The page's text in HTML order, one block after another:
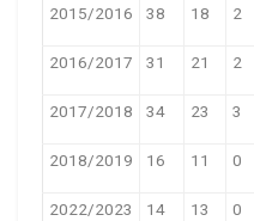
2015/2016 38 18 2
2016/2017 31 21 2
2017/2018 34 23 3
2018/2019 16 11 0
2022/2023 14 13 0